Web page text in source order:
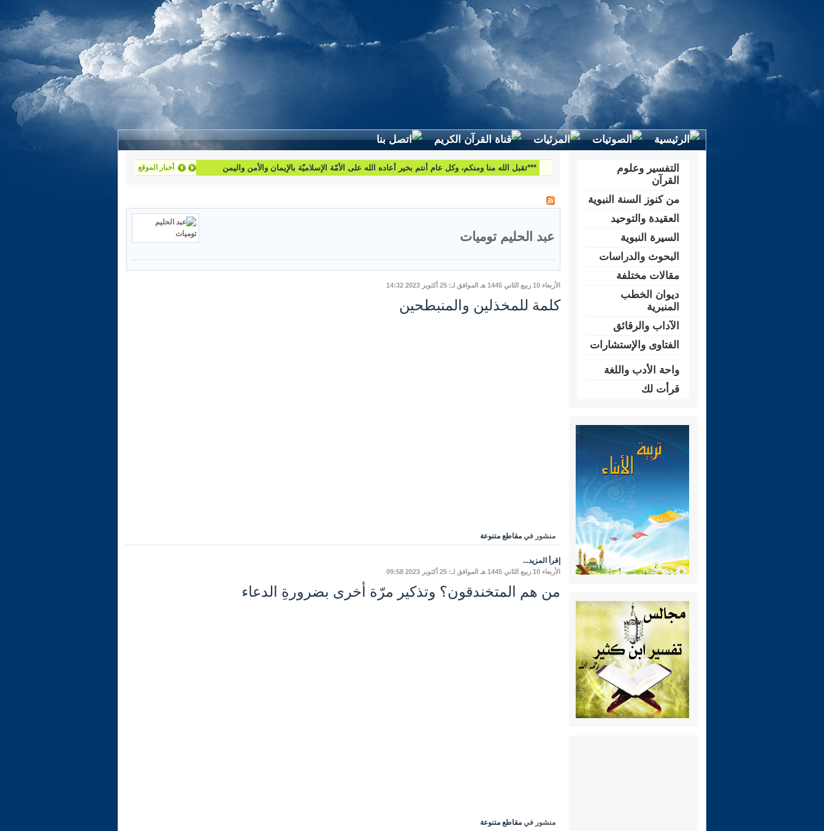
أخبار الموقع
لطرح استفساراتكم وأسئلتكم واقتراحاتكم اتّصلوا بنا على البريد التّالي:
عبد الحليم توميات
الأربعاء 10 ربيع الثاني 1445 هـ الموافق لـ: 25 أكتوبر 2023 14:32
كلمة للمخذلين والمنبطحين
منشور في مقاطع متنوعة
إقرأ المزيد...
الأربعاء 10 ربيع الثاني 1445 هـ الموافق لـ: 25 أكتوبر 2023 09:58
من هم المتخندقون؟ وتذكير مرّة أخرى بضرورةِ الدعاء
منشور في مقاطع متنوعة
التفسير وعلوم
القرآن
من كنوز السنة النبوية
العقيدة والتوحيد
السيرة النبوية
البحوث والدراسات
مقالات مختلفة
ديوان الخطب
المنبرية
الآداب والرقائق
الفتاوى والإستشارات
واحة الأدب واللغة
قرأت لك